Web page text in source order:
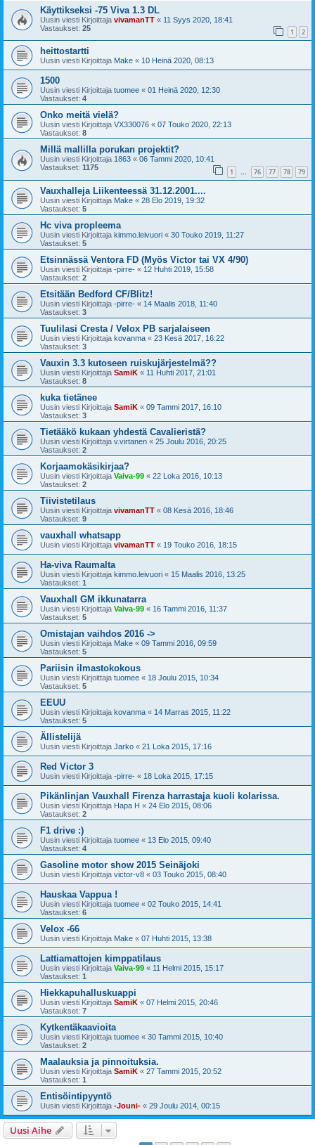
Käyttikseksi -75 Viva 1.3 DL
Uusin viesti Kirjoittaja vivamanTT « 11 Syys 2020, 18:41
Vastaukset: 25 1 2
heittostartti
Uusin viesti Kirjoittaja Make « 10 Heinä 2020, 08:13
1500
Uusin viesti Kirjoittaja tuomee « 01 Heinä 2020, 12:30
Vastaukset: 4
Onko meitä vielä?
Uusin viesti Kirjoittaja VX330076 « 07 Touko 2020, 22:13
Vastaukset: 8
Millä mallilla porukan projektit?
Uusin viesti Kirjoittaja 1863 « 06 Tammi 2020, 10:41
Vastaukset: 1175 1 … 76 77 78 79
Vauxhalleja Liikenteessä 31.12.2001....
Uusin viesti Kirjoittaja Make « 28 Elo 2019, 19:32
Vastaukset: 5
Hc viva propleema
Uusin viesti Kirjoittaja kimmo.leivuori « 30 Touko 2019, 11:27
Vastaukset: 5
Etsinnässä Ventora FD (Myös Victor tai VX 4/90)
Uusin viesti Kirjoittaja -pirre- « 12 Huhti 2019, 15:58
Vastaukset: 2
Etsitään Bedford CF/Blitz!
Uusin viesti Kirjoittaja -pirre- « 14 Maalis 2018, 11:40
Vastaukset: 3
Tuulilasi Cresta / Velox PB sarjalaiseen
Uusin viesti Kirjoittaja kovanma « 23 Kesä 2017, 16:22
Vastaukset: 3
Vauxin 3.3 kutoseen ruiskujärjestelmä??
Uusin viesti Kirjoittaja SamiK « 11 Huhti 2017, 21:01
Vastaukset: 8
kuka tietänee
Uusin viesti Kirjoittaja SamiK « 09 Tammi 2017, 16:10
Vastaukset: 3
Tietääkö kukaan yhdestä Cavalieristä?
Uusin viesti Kirjoittaja v.virtanen « 25 Joulu 2016, 20:25
Vastaukset: 2
Korjaamokäsikirjaa?
Uusin viesti Kirjoittaja Vaiva-99 « 22 Loka 2016, 10:13
Vastaukset: 2
Tiivistetilaus
Uusin viesti Kirjoittaja vivamanTT « 08 Kesä 2016, 18:46
Vastaukset: 9
vauxhall whatsapp
Uusin viesti Kirjoittaja vivamanTT « 19 Touko 2016, 18:15
Ha-viva Raumalta
Uusin viesti Kirjoittaja kimmo.leivuori « 15 Maalis 2016, 13:25
Vastaukset: 1
Vauxhall GM ikkunatarra
Uusin viesti Kirjoittaja Vaiva-99 « 16 Tammi 2016, 11:37
Vastaukset: 5
Omistajan vaihdos 2016 ->
Uusin viesti Kirjoittaja Make « 09 Tammi 2016, 09:59
Vastaukset: 5
Pariisin ilmastokokous
Uusin viesti Kirjoittaja tuomee « 18 Joulu 2015, 10:34
Vastaukset: 5
EEUU
Uusin viesti Kirjoittaja kovanma « 14 Marras 2015, 11:22
Vastaukset: 5
Ällistelijä
Uusin viesti Kirjoittaja Jarko « 21 Loka 2015, 17:16
Red Victor 3
Uusin viesti Kirjoittaja -pirre- « 18 Loka 2015, 17:15
Pikänlinjan Vauxhall Firenza harrastaja kuoli kolarissa.
Uusin viesti Kirjoittaja Hapa H « 24 Elo 2015, 08:06
Vastaukset: 2
F1 drive :)
Uusin viesti Kirjoittaja tuomee « 13 Elo 2015, 09:40
Vastaukset: 4
Gasoline motor show 2015 Seinäjoki
Uusin viesti Kirjoittaja victor-v8 « 03 Touko 2015, 08:40
Hauskaa Vappua !
Uusin viesti Kirjoittaja tuomee « 02 Touko 2015, 14:41
Vastaukset: 6
Velox -66
Uusin viesti Kirjoittaja Make « 07 Huhti 2015, 13:38
Lattiamattojen kimppatilaus
Uusin viesti Kirjoittaja Vaiva-99 « 11 Helmi 2015, 15:17
Vastaukset: 1
Hiekkapuhalluskuappi
Uusin viesti Kirjoittaja SamiK « 07 Helmi 2015, 20:46
Vastaukset: 7
Kytkentäkaavioita
Uusin viesti Kirjoittaja tuomee « 30 Tammi 2015, 10:40
Vastaukset: 2
Maalauksia ja pinnoituksia.
Uusin viesti Kirjoittaja SamiK « 27 Tammi 2015, 20:52
Vastaukset: 1
Entisöintipyyntö
Uusin viesti Kirjoittaja -Jouni- « 29 Joulu 2014, 00:15
Uusi Aihe